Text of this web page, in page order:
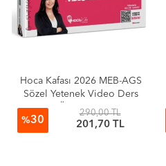
Hoca Kafası 2026 MEB-AGS
Sözel Yetenek Video Ders
Notları - Öznur Saat Yıldırım
%30
290,00 TL
201,70 TL